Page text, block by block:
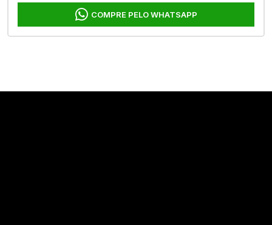
COMPRE PELO WHATSAPP